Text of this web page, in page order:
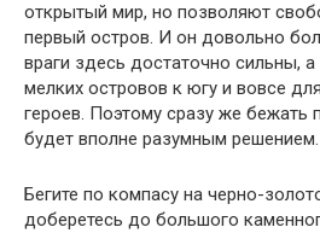
открытый мир, но позволяют
первый остров. И он довольно
враги здесь достаточно сильны,
мелких островов к югу и вовсе
героев. Поэтому сразу же бежать
будет вполне разумным решением.
Бегите по компасу на черно-
доберетесь до большого